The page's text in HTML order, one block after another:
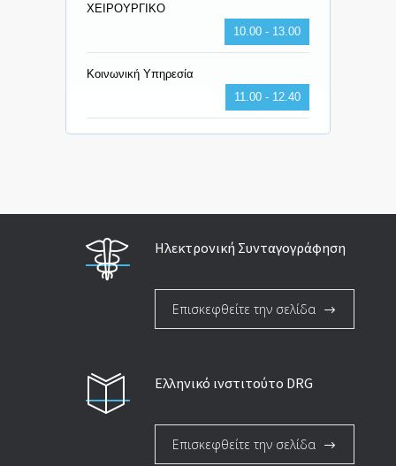
ΧΕΙΡΟΥΡΓΙΚΟ
10.00 - 13.00
Κοινωνική Υπηρεσία
11.00 - 12.40
Ηλεκτρονική Συνταγογράφηση
Επισκεφθείτε την σελίδα
Ελληνικό ινστιτούτο DRG
Επισκεφθείτε την σελίδα